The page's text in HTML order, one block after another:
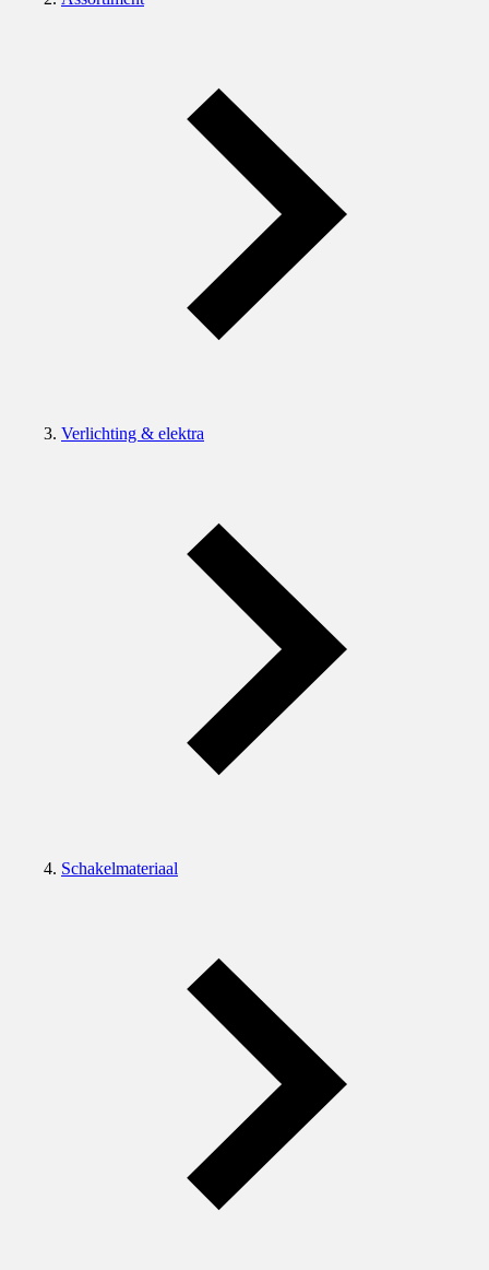
Verlichting & elektra
Schakelmateriaal